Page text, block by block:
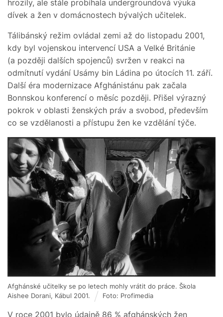
hrozily, ale stále probíhala undergroundová výuka
dívek a žen v domácnostech bývalých učitelek.
Tálibánský režim ovládal zemi až do listopadu 2001,
kdy byl vojenskou intervencí USA a Velké Británie
(a později dalších spojenců) svržen v reakci na
odmítnutí vydání Usámy bin Ládina po útocích 11. září.
Další éra modernizace Afghánistánu pak začala
Bonnskou konferencí o měsíc později. Přišel výrazný
pokrok v oblasti ženských práv a svobod, především
co se vzdělanosti a přístupu žen ke vzdělání týče.
Afghánské učitelky se po letech mohly vrátit do práce. Škola
Aishee Dorani, Kábul 2001.
Foto: Profimedia
V roce 2001 bylo údajně 86 % afghánských žen